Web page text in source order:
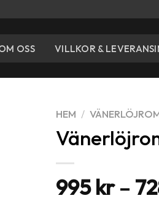
OSS VILLKOR &
HEM /
995kr –